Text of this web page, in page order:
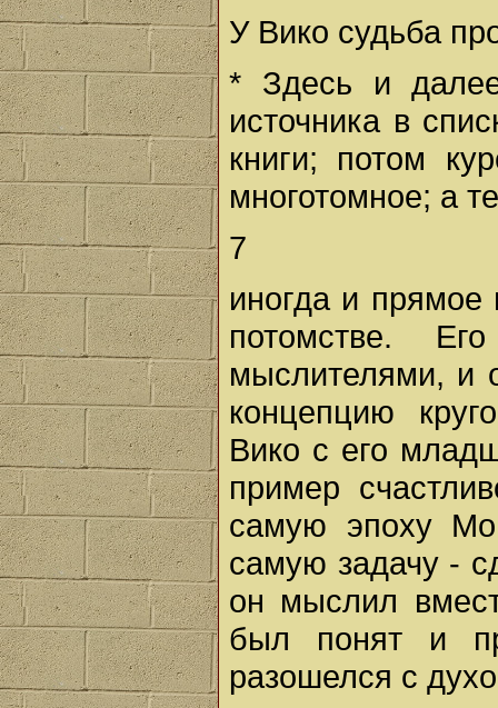
У Вико судьба
* Здесь и
источника в
книги; потом
многотомное; а
7
иногда и прямое
потомстве.
мыслителями, и
концепцию
Вико с его
пример
самую эпоху
самую задачу -
он мыслил
был понят и
разошелся с